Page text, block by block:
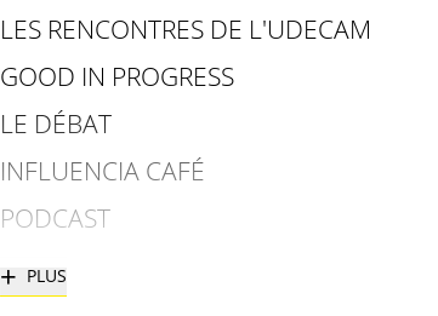
LES RENCONTRES DE L'UDECAM
GOOD IN PROGRESS
LE DÉBAT
INFLUENCIA CAFÉ
PODCAST
+ PLUS